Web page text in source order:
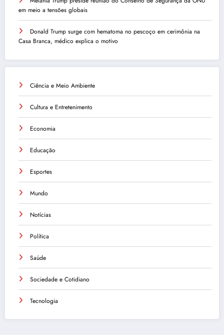
em meio a tensões globais
Donald Trump surge com hematoma no pescoço em cerimônia na
Casa Branca, médico explica o motivo
Ciência e Meio Ambiente
Cultura e Entretenimento
Economia
Educação
Esportes
Mundo
Notícias
Política
Saúde
Sociedade e Cotidiano
Tecnologia